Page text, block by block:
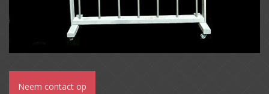
Neem contact op